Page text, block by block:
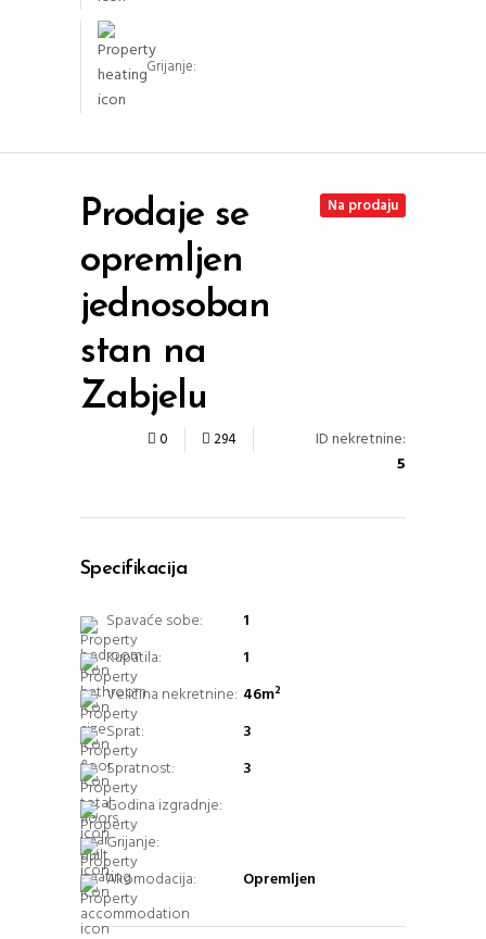
Grijanje:
Prodaje se
opremljen
jednosoban
stan na
Zabjelu
Na prodaju
0 294
ID nekretnine:
5
Specifikacija
Spavaće sobe:
1
Kupatila:
1
Veličina nekretnine: 46m²
Sprat:
3
Spratnost:
3
Godina izgradnje:
Grijanje:
Akomodacija:
Opremljen